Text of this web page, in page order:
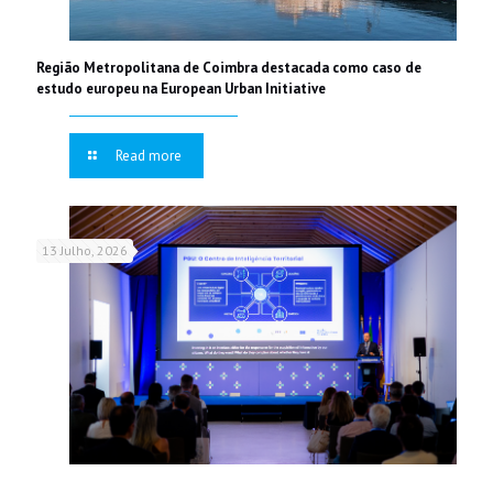
Região Metropolitana de Coimbra destacada como caso de
estudo europeu na European Urban Initiative
Read more
13 Julho, 2026